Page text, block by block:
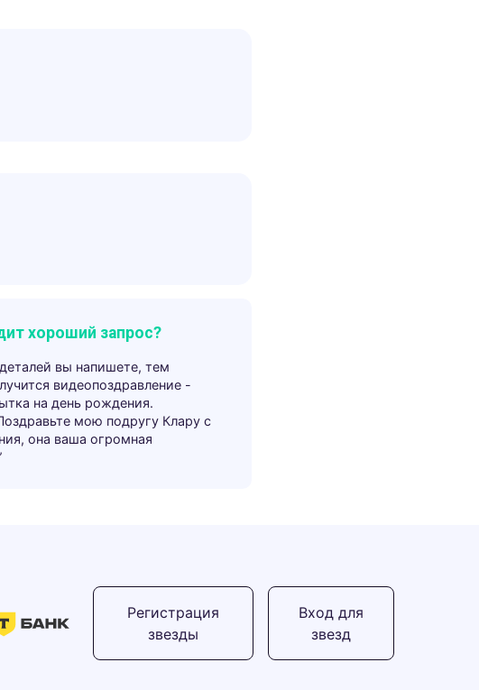
хороший запрос?
вы напишете, тем
видеопоздравление -
на день рождения.
мою подругу Клару с
она ваша огромная
Регистрация
звезды
Вход для
звезд